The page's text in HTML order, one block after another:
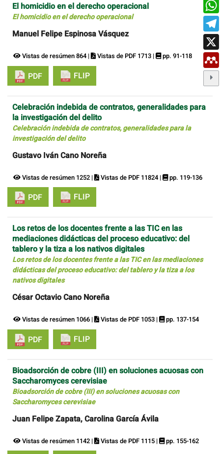
El homicidio en el derecho operacional
El homicidio en el derecho operacional
Manuel Felipe Espinosa Vásquez
Vistas de resúmen 864 | Vistas de PDF 1713 | pp. 91-118
PDF FLIP
Celebración indebida de contratos, generalidades para
la investigación del delito
Celebración indebida de contratos, generalidades para la
investigación del delito
Gustavo Iván Cano Noreña
Vistas de resúmen 1252 | Vistas de PDF 11824 | pp. 119-136
PDF FLIP
Los retos de los docentes frente a las TIC en las
mediaciones didácticas del proceso educativo: del
tablero y la tiza a los nativos digitales
Los retos de los docentes frente a las TIC en las mediaciones
didácticas del proceso educativo: del tablero y la tiza a los
nativos digitales
César Octavio Cano Noreña
Vistas de resúmen 1066 | Vistas de PDF 1053 | pp. 137-154
PDF FLIP
Bioadsorción de cobre (III) en soluciones acuosas con
Saccharomyces cerevisiae
Bioadsorción de cobre (III) en soluciones acuosas con
Saccharomyces cerevisiae
Juan Felipe Zapata, Carolina García Ávila
Vistas de resúmen 1142 | Vistas de PDF 1115 | pp. 155-162